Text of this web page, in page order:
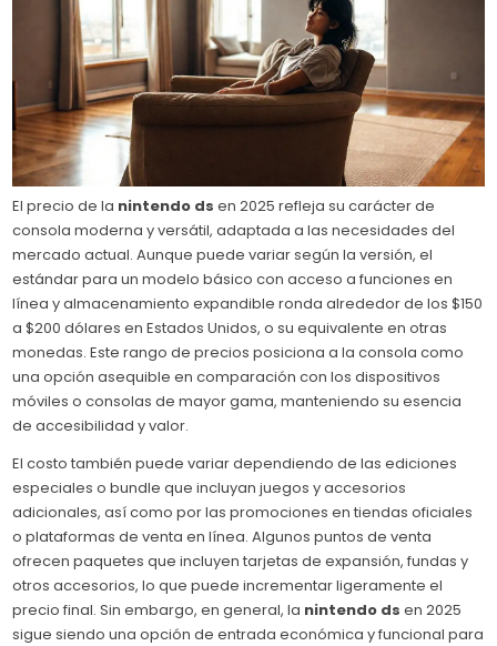
El precio de la nintendo ds en 2025 refleja su carácter de
consola moderna y versátil, adaptada a las necesidades del
mercado actual. Aunque puede variar según la versión, el
estándar para un modelo básico con acceso a funciones en
línea y almacenamiento expandible ronda alrededor de los $150
a $200 dólares en Estados Unidos, o su equivalente en otras
monedas. Este rango de precios posiciona a la consola como
una opción asequible en comparación con los dispositivos
móviles o consolas de mayor gama, manteniendo su esencia
de accesibilidad y valor.
El costo también puede variar dependiendo de las ediciones
especiales o bundle que incluyan juegos y accesorios
adicionales, así como por las promociones en tiendas oficiales
o plataformas de venta en línea. Algunos puntos de venta
ofrecen paquetes que incluyen tarjetas de expansión, fundas y
otros accesorios, lo que puede incrementar ligeramente el
precio final. Sin embargo, en general, la nintendo ds en 2025
sigue siendo una opción de entrada económica y funcional para